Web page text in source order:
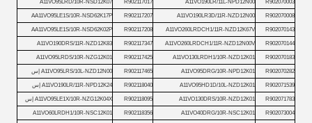
R902070003
A11VO190LR/11L-NPD12N00
R902117017
A11VO95LRD/10R-NSD12K07
R902070008
A11VO190LR3D/11R-NZD12N00
R902117207
AA11VO95LE1S/10R-NSD62K17P
R902070143
A11VO260LRDCH1/11R-NZD12K67V
R902117208
AA11VO95LE1S/10R-NSD62K02P
R902070144
A11VO260LRDCH1/11R-NZD12N00V
R902117347
A11VO190DRS/11R-NZD12K83
R902070183
A11VO130LRDH1/10R-NZD12K01
R902117425
A11VO95LRDS/10R-NZG12K01
R902070282
A11VO95DRG/10R-NPD12K01
R902117465 A11VO95LRS/10L-NZD12N00 إس
R902071539
A11VO95HD1D/10L-NZD12K01
R902118040 A11VO190LR/11R-NPD12K24 إس
R902071783
A11VO130DRS/10R-NZD12K01
R902118095 A11VO95LE1X/10R-NZG12K04X إس
R902073004
A11VO40DRG/10R-NSC12K01
R902118356
A11VO60LRDH1/10R-NSC12K01